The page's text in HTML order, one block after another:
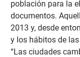
población para la
documentos.
2013 y, desde
y los hábitos de
“Las ciudades